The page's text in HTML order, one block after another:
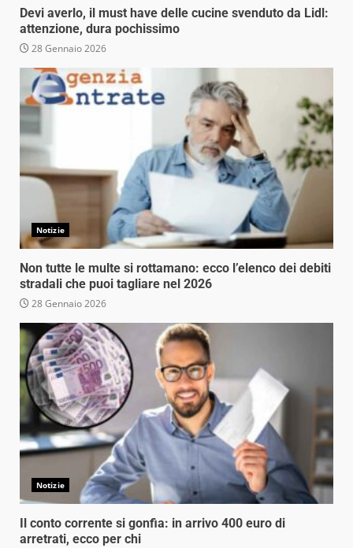
Devi averlo, il must have delle cucine svenduto da Lidl:
attenzione, dura pochissimo
28 Gennaio 2026
Notizie
Non tutte le multe si rottamano: ecco l’elenco dei debiti
stradali che puoi tagliare nel 2026
28 Gennaio 2026
Notizie
Il conto corrente si gonfia: in arrivo 400 euro di
arretrati, ecco per chi